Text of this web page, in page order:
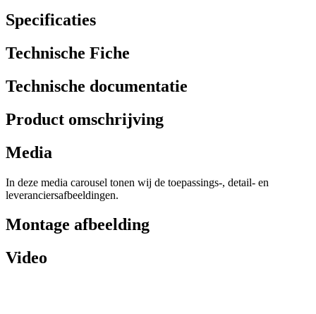
Specificaties
Technische Fiche
Technische documentatie
Product omschrijving
Media
In deze media carousel tonen wij de toepassings-, detail- en
leveranciersafbeeldingen.
Montage afbeelding
Video